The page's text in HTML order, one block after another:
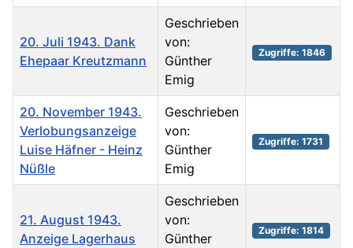
20. Juli 1943. Dank
Ehepaar Kreutzmann
Geschrieben
von:
Günther
Emig
Zugriffe: 1846
20. November 1943.
Verlobungsanzeige
Luise Häfner - Heinz
Nüßle
Geschrieben
von:
Günther
Emig
Zugriffe: 1731
21. August 1943.
Anzeige Lagerhaus
Geschrieben
von:
Günther
Zugriffe: 1814